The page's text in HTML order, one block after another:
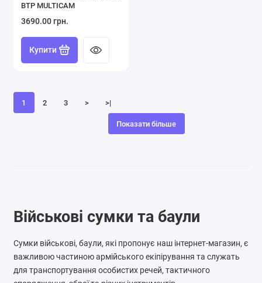
BTP MULTICAM
3690.00 грн.
Купити
1 2 3 > >|
Показати більше
Військові сумки та баули
Сумки військові, баули, які пропонує наш інтернет-магазин, є
важливою частиною армійського екіпірування та служать
для транспортування особистих речей, тактичного